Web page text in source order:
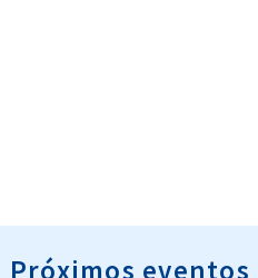
Próximos eventos